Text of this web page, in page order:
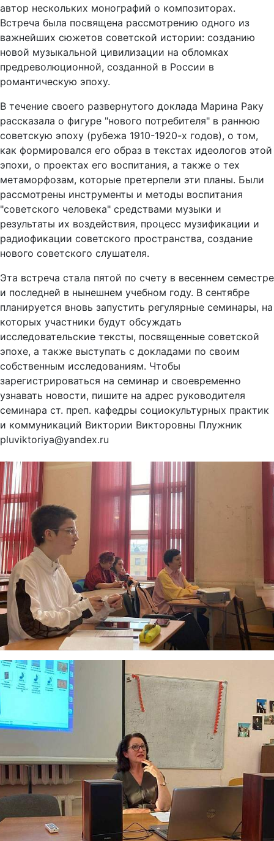
автор нескольких монографий о композиторах.
Встреча была посвящена рассмотрению одного из
важнейших сюжетов советской истории: созданию
новой музыкальной цивилизации на обломках
предреволюционной, созданной в России в
романтическую эпоху.
В течение своего развернутого доклада Марина Раку
рассказала о фигуре "нового потребителя" в раннюю
советскую эпоху (рубежа 1910-1920-х годов), о том,
как формировался его образ в текстах идеологов этой
эпохи, о проектах его воспитания, а также о тех
метаморфозам, которые претерпели эти планы. Были
рассмотрены инструменты и методы воспитания
"советского человека" средствами музыки и
результаты их воздействия, процесс музификации и
радиофикации советского пространства, создание
нового советского слушателя.
Эта встреча стала пятой по счету в весеннем семестре
и последней в нынешнем учебном году. В сентябре
планируется вновь запустить регулярные семинары, на
которых участники будут обсуждать
исследовательские тексты, посвященные советской
эпохе, а также выступать с докладами по своим
собственным исследованиям. Чтобы
зарегистрироваться на семинар и своевременно
узнавать новости, пишите на адрес руководителя
семинара ст. преп. кафедры социокультурных практик
и коммуникаций Виктории Викторовны Плужник
pluviktoriya@yandex.ru